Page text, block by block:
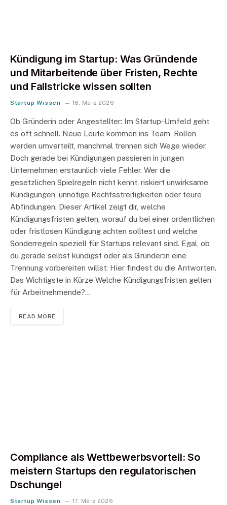
Kündigung im Startup: Was Gründende
und Mitarbeitende über Fristen, Rechte
und Fallstricke wissen sollten
Startup Wissen 18. März 2026
Ob Gründerin oder Angestellter: Im Startup-Umfeld geht
es oft schnell. Neue Leute kommen ins Team, Rollen
werden umverteilt, manchmal trennen sich Wege wieder.
Doch gerade bei Kündigungen passieren in jungen
Unternehmen erstaunlich viele Fehler. Wer die
gesetzlichen Spielregeln nicht kennt, riskiert unwirksame
Kündigungen, unnötige Rechtsstreitigkeiten oder teure
Abfindungen. Dieser Artikel zeigt dir, welche
Kündigungsfristen gelten, worauf du bei einer ordentlichen
oder fristlosen Kündigung achten solltest und welche
Sonderregeln speziell für Startups relevant sind. Egal, ob
du gerade selbst kündigst oder als Gründer:in eine
Trennung vorbereiten willst: Hier findest du die Antworten.
Das Wichtigste in Kürze Welche Kündigungsfristen gelten
für Arbeitnehmende?…
READ MORE
Compliance als Wettbewerbsvorteil: So
meistern Startups den regulatorischen
Dschungel
Startup Wissen 17. März 2026